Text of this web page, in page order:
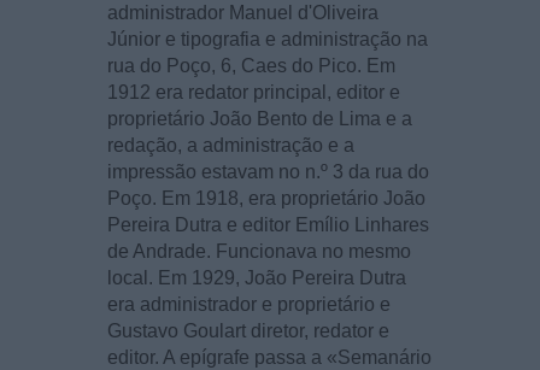
administrador Manuel d'Oliveira
Júnior e tipografia e administração na
rua do Poço, 6, Caes do Pico. Em
1912 era redator principal, editor e
proprietário João Bento de Lima e a
redação, a administração e a
impressão estavam no n.º 3 da rua do
Poço. Em 1918, era proprietário João
Pereira Dutra e editor Emílio Linhares
de Andrade. Funcionava no mesmo
local. Em 1929, João Pereira Dutra
era administrador e proprietário e
Gustavo Goulart diretor, redator e
editor. A epígrafe passa a «Semanário